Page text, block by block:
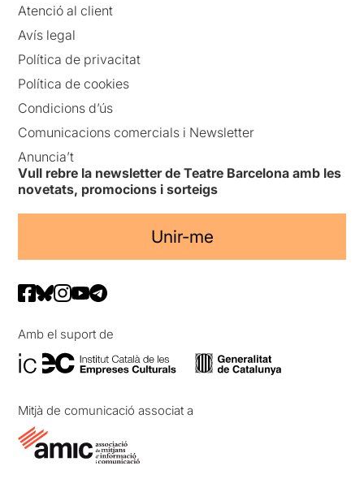
Atenció al client
Avís legal
Política de privacitat
Política de cookies
Condicions d’ús
Comunicacions comercials i Newsletter
Anuncia’t
Vull rebre la newsletter de Teatre Barcelona amb les
novetats, promocions i sorteigs
Unir-me
Amb el suport de
Mitjà de comunicació associat a